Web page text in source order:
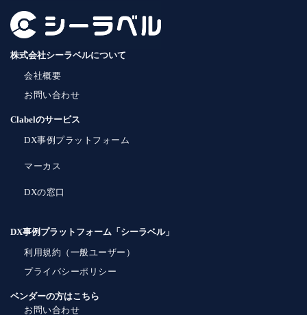
株式会社シーラベルについて
会社概要
お問い合わせ
Clabelのサービス
DX事例プラットフォーム
マーカス
DXの窓口
DX事例プラットフォーム「シーラベル」
利用規約（一般ユーザー）
プライバシーポリシー
ベンダーの方はこちら
お問い合わせ